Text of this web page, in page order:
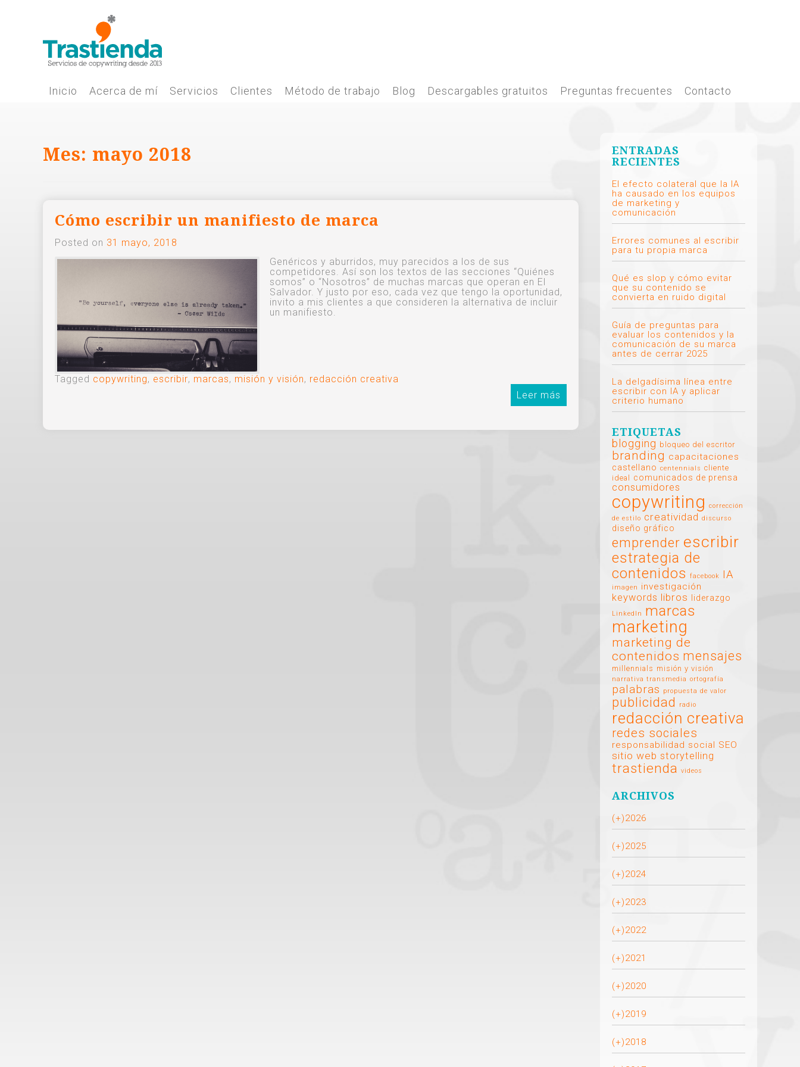
Inicio Acerca de mí Servicios Clientes Método de trabajo Blog Descargables gratuitos Preguntas frecuentes Contacto
Mes: mayo 2018
Cómo escribir un manifiesto de marca
Posted on 31 mayo, 2018
Genéricos y aburridos, muy parecidos a los de sus
competidores. Así son los textos de las secciones “Quiénes
somos” o “Nosotros” de muchas marcas que operan en El
Salvador. Y justo por eso, cada vez que tengo la oportunidad,
invito a mis clientes a que consideren la alternativa de incluir
un manifiesto.
Tagged copywriting, escribir, marcas, misión y visión, redacción creativa
Leer más
ENTRADAS
RECIENTES
El efecto colateral que la IA
ha causado en los equipos
de marketing y
comunicación
Errores comunes al escribir
para tu propia marca
Qué es slop y cómo evitar
que su contenido se
convierta en ruido digital
Guía de preguntas para
evaluar los contenidos y la
comunicación de su marca
antes de cerrar 2025
La delgadísima línea entre
escribir con IA y aplicar
criterio humano
ETIQUETAS
blogging bloqueo del escritor
branding capacitaciones
castellano centennials cliente
ideal
comunicados de prensa
consumidores
copywriting
corrección
de estilo creatividad discurso
diseño gráfico
emprender escribir
estrategia de
contenidos
facebook IA
imagen investigación
keywords libros liderazgo
LinkedIn marcas
marketing
marketing de
contenidos mensajes
millennials misión y visión
narrativa transmedia ortografía
palabras propuesta de valor
publicidad radio
redacción creativa
redes sociales
responsabilidad social SEO
sitio web storytelling
trastienda videos
ARCHIVOS
(+)2026
(+)2025
(+)2024
(+)2023
(+)2022
(+)2021
(+)2020
(+)2019
(+)2018